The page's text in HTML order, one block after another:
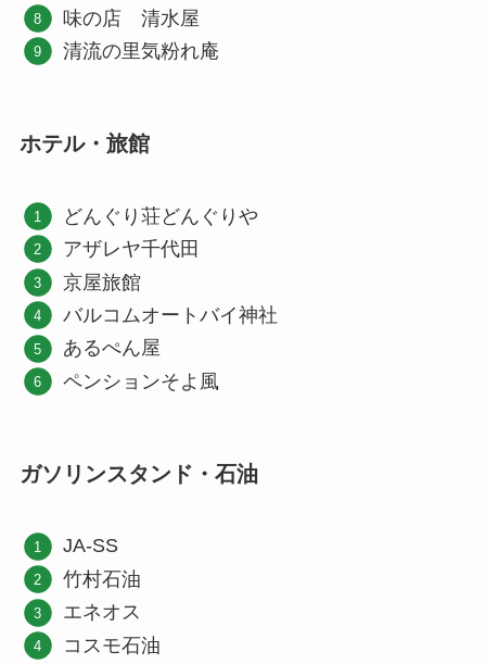
味の店 清水屋
清流の里気粉れ庵
ホテル・旅館
どんぐり荘どんぐりや
アザレヤ千代田
京屋旅館
バルコムオートバイ神社
あるぺん屋
ペンションそよ風
ガソリンスタンド・石油
JA-SS
竹村石油
エネオス
コスモ石油